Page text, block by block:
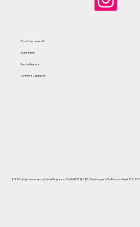
Condizioni di vendita
Termini e Condizioni
Spedizione
Resi e Rimborsi
2025© all right reserved by Daniel Greys s.r.l | P.IVA 06377970485 | Sede Legale: Via Maurizio Bufalini 37r.